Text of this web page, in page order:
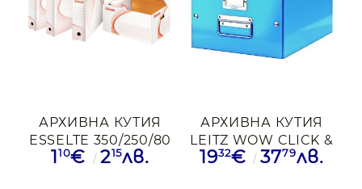
АРХИВНА КУТИЯ
ESSELTE 350/250/80
1 10€ 215лв.
АРХИВНА КУТИЯ
LEITZ WOW CLICK &
STORE А4 СИН
1932€ 3779лв.